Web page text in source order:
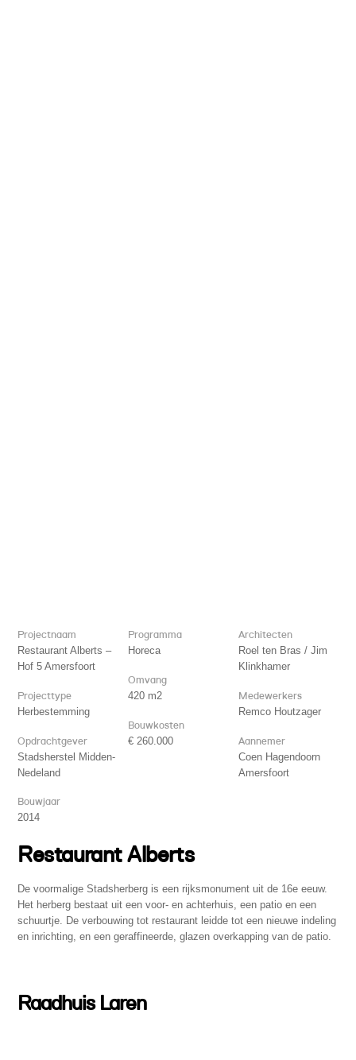
Projectnaam
Restaurant Alberts –
Hof 5 Amersfoort
Projecttype
Herbestemming
Opdrachtgever
Stadsherstel Midden-
Nedeland
Bouwjaar
2014
Programma
Horeca
Omvang
420 m2
Bouwkosten
€ 260.000
Architecten
Roel ten Bras / Jim
Klinkhamer
Medewerkers
Remco Houtzager
Aannemer
Coen Hagendoorn
Amersfoort
Restaurant Alberts
De voormalige Stadsherberg is een rijksmonument uit de 16e eeuw.
Het herberg bestaat uit een voor- en achterhuis, een patio en een
schuurtje. De verbouwing tot restaurant leidde tot een nieuwe indeling
en inrichting, en een geraffineerde, glazen overkapping van de patio.
Raadhuis Laren